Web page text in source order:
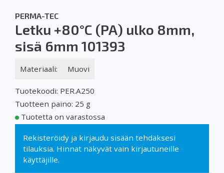
PERMA-TEC
Letku +80°C (PA) ulko 8mm,
sisä 6mm 101393
Materiaali: Muovi
Tuotekoodi: PER.A250
Tuotteen paino: 25 g
Tuotetta on varastossa
Rekisteröidy ja kirjaudu sisään tehdäksesi
tilauksia. Hinnat näkyvät vain kirjautuneille
käyttäjille.